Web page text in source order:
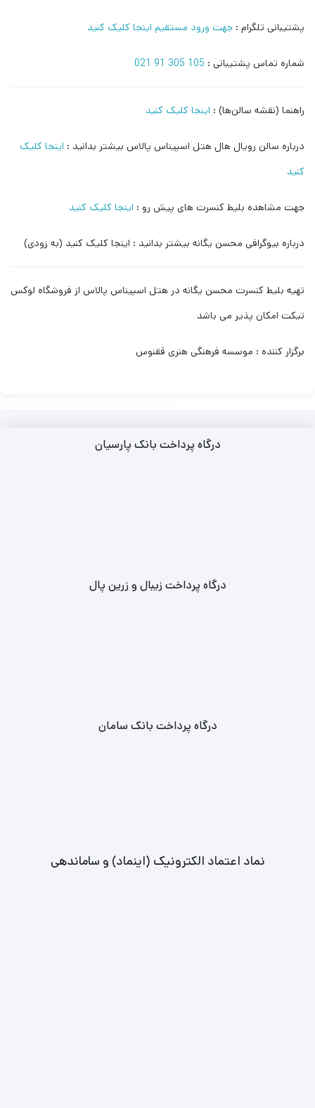
پشتیبانی تلگرام : جهت ورود مستقیم اینجا کلیک کنید
شماره تماس پشتیبانی : 105 305 91 021
راهنما (نقشه سالن‌ها) : اینجا کلیک کنید
درباره سالن رویال هال هتل اسپیناس پالاس بیشتر بدانید : اینجا کلیک
کنید
جهت مشاهده بلیط کنسرت های پیش رو : اینجا کلیک کنید
درباره بیوگرافی محسن یگانه بیشتر بدانید : اینجا کلیک کنید (به زودی)
تهیه بلیط کنسرت محسن یگانه در هتل اسپیناس پالاس از فروشگاه لوکس
تیکت امکان پذیر می باشد
برگزار کننده : موسسه فرهنگی هنری ققنوس
درگاه پرداخت بانک پارسیان
درگاه پرداخت زیبال و زرین پال
درگاه پرداخت بانک سامان
نماد اعتماد الکترونیک (اینماد) و ساماندهی